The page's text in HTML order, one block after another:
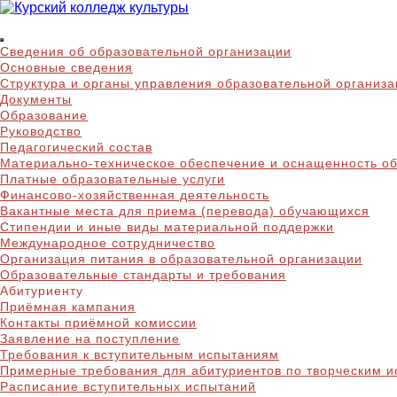
Skip
content
Курский колледж
Сведения об образовательной организации
Основные сведения
Структура и органы управления образовательной
Документы
Образование
Руководство
Педагогический состав
Материально-техническое обеспечение и оснащенность
Платные образовательные услуги
Финансово-хозяйственная деятельность
Вакантные места для приема (перевода) обучающихся
Стипендии и иные виды материальной поддержки
Международное сотрудничество
Организация питания в образовательной организации
Образовательные стандарты и требования
Абитуриенту
Приёмная кампания
Контакты приёмной комиссии
Заявление на поступление
Требования к вступительным испытаниям
Примерные требования для абитуриентов по творческим
Расписание вступительных испытаний